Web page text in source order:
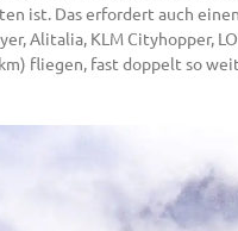
ist. Das erfordert auch
Alitalia, KLM Cityhopper,
fliegen, fast doppelt so